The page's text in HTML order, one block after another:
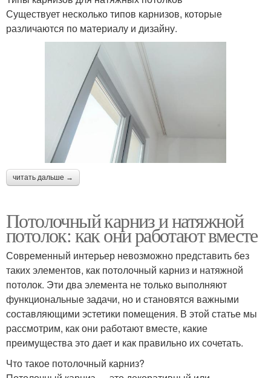
Существует несколько типов карнизов, которые
различаются по материалу и дизайну.
читать дальше →
Потолочный карниз и натяжной
потолок: как они работают вместе
Современный интерьер невозможно представить без
таких элементов, как потолочный карниз и натяжной
потолок. Эти два элемента не только выполняют
функциональные задачи, но и становятся важными
составляющими эстетики помещения. В этой статье мы
рассмотрим, как они работают вместе, какие
преимущества это дает и как правильно их сочетать.
Что такое потолочный карниз?